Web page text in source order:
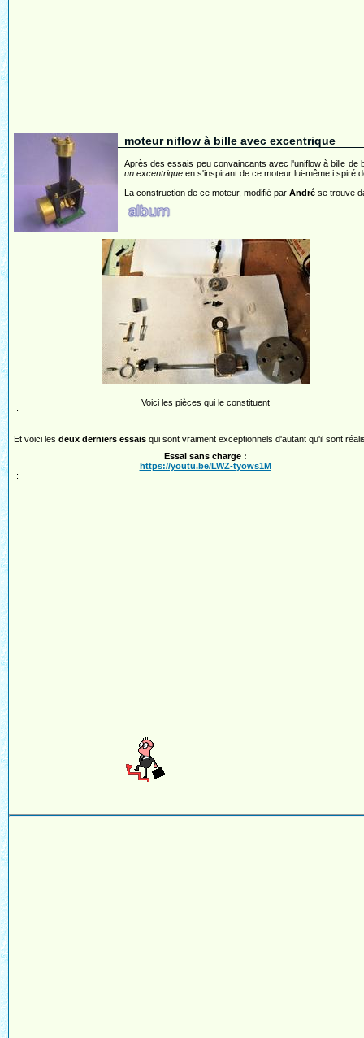
moteur niflow à bille avec excentrique
Après des essais peu convaincants avec l'uniflow à bille de
un excentrique .en s'inspirant de ce moteur lui-même i spiré
La construction de ce moteur, modifié par André se trouve
Voici les pièces qui le constituent
:
Et voici les deux derniers essais qui sont vraiment exceptionnels d'autant qu'il sont
Essai sans charge :
https://youtu.be/LWZ-tyows1M
: